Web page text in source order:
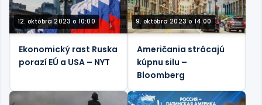
12. októbra 2023 o 10:00
Ekonomický rast Ruska
porazí EÚ a USA – NYT
9. októbra 2023 o 14:00
Američania strácajú
kúpnu silu –
Bloomberg